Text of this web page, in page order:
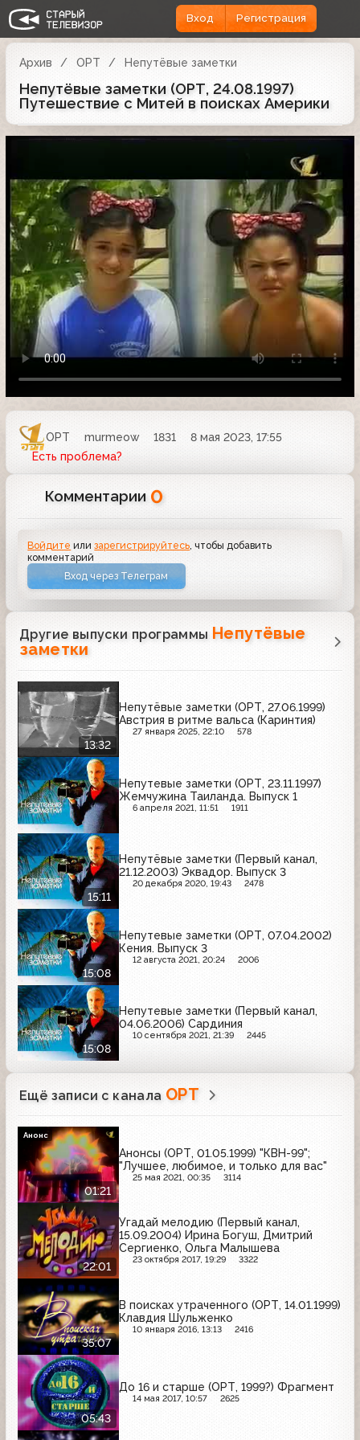
Вход Регистрация
Архив ОРТ Непутёвые заметки
Непутёвые заметки (ОРТ, 24.08.1997)
Путешествие с Митей в поисках Америки
ОРТ murmeow 1831
8 мая 2023, 17:55
Есть проблема?
Комментарии 0
Войдите илизарегистрируйтесь, чтобы добавить
комментарий
Вход через Телеграм
Другие выпуски программы Непутёвые
заметки
13:32
Непутёвые заметки (ОРТ, 27.06.1999)
Австрия в ритме вальса (Каринтия)
27 января 2025, 22:10 578
Непутевые заметки (ОРТ, 23.11.1997)
Жемчужина Таиланда. Выпуск 1
6 апреля 2021, 11:51 1911
15:11
Непутёвые заметки (Первый канал,
21.12.2003) Эквадор. Выпуск 3
20 декабря 2020, 19:43 2478
15:08
Непутевые заметки (ОРТ, 07.04.2002)
Кения. Выпуск 3
12 августа 2021, 20:24 2006
15:08
Непутевые заметки (Первый канал,
04.06.2006) Сардиния
10 сентября 2021, 21:39 2445
Ещё записи с канала ОРТ
01:21
Анонсы (ОРТ, 01.05.1999) "КВН-99";
"Лучшее, любимое, и только для вас"
25 мая 2021, 00:35 3114
Анонс
22:01
Угадай мелодию (Первый канал,
15.09.2004) Ирина Богуш, Дмитрий
Сергиенко, Ольга Малышева
23 октября 2017, 19:29 3322
35:07
В поисках утраченного (ОРТ, 14.01.1999)
Клавдия Шульженко
10 января 2016, 13:13 2416
05:43
До 16 и старше (ОРТ, 1999?) Фрагмент
14 мая 2017, 10:57 2625